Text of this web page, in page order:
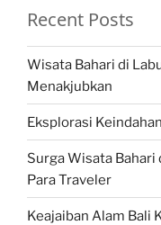
Recent Posts
Wisata Bahari di
Menakjubkan
Eksplorasi
Surga Wisata Bahari
Para Traveler
Keajaiban Alam Bali